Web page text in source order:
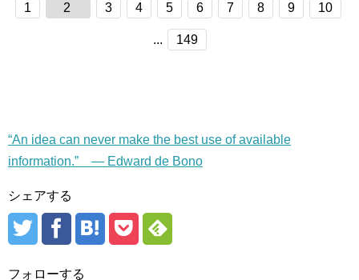
1 2 3 4 5 6 7 8 9 10
... 149
“An idea can never make the best use of available
information.” — Edward de Bono
シェアする
フォローする